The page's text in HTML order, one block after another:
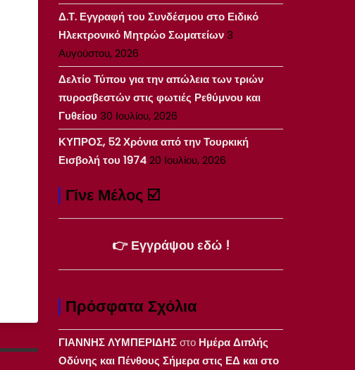
Δ.Τ. Εγγραφή του Συνδέσμου στο Ειδικό
Ηλεκτρονικό Μητρώο Σωματείων3
Αυγούστου, 2026
Δελτίο Τύπου για την απώλεια των τριών
πυροσβεστών στις φωτιές Ρεθύμνου και
Γυθείου 30 Ιουλίου, 2026
ΚΥΠΡΟΣ, 52 Χρόνια από την Τουρκική
Εισβολή του 197420 Ιουλίου, 2026
Γίνε Μέλος ☑️
👉 Εγγράψου εδώ !
Πρόσφατα Σχόλια
ΓΙΑΝΝΗΣ ΛΥΜΠΕΡΙΔΗΣστο Ημέρα Διπλής
Οδύνης και Πένθους Σήμερα στις ΕΔ και στο